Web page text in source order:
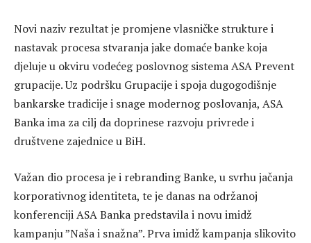
Novi naziv rezultat je promjene vlasničke strukture i
nastavak procesa stvaranja jake domaće banke koja
djeluje u okviru vodećeg poslovnog sistema ASA Prevent
grupacije. Uz podršku Grupacije i spoja dugogodišnje
bankarske tradicije i snage modernog poslovanja, ASA
Banka ima za cilj da doprinese razvoju privrede i
društvene zajednice u BiH.
Važan dio procesa je i rebranding Banke, u svrhu jačanja
korporativnog identiteta, te je danas na održanoj
konferenciji ASA Banka predstavila i novu imidž
kampanju ”Naša i snažna”. Prva imidž kampanja slikovito